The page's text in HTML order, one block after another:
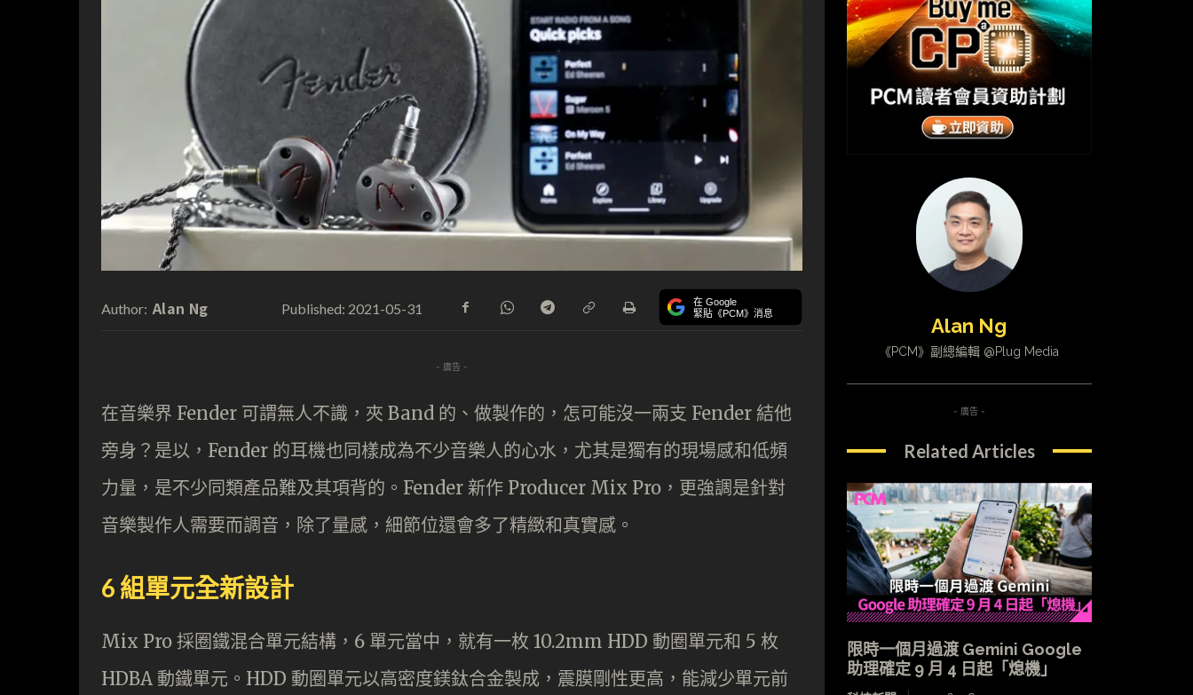
Author: Alan Ng Published: 2021-05-31 在 Google
緊貼《PCM》消息
- 廣告 -
在音樂界 Fender 可謂無人不識，夾 Band 的、做製作的，怎可能沒一兩支 Fender 結他
旁身？是以，Fender 的耳機也同樣成為不少音樂人的心水，尤其是獨有的現場感和低頻
力量，是不少同類產品難及其項背的。Fender 新作 Producer Mix Pro，更強調是針對
音樂製作人需要而調音，除了量感，細節位還會多了精緻和真實感。
6 組單元全新設計
Mix Pro 採圈鐵混合單元結構，6 單元當中，就有一枚 10.2mm HDD 動圈單元和 5 枚
HDBA 動鐵單元。HDD 動圈單元以高密度鎂鈦合金製成，震膜剛性更高，能減少單元前
Alan Ng
《PCM》副總編輯 @Plug Media
- 廣告 -
Related Articles
限時一個月過渡 Gemini Google
助理確定 9 月 4 日起「熄機」